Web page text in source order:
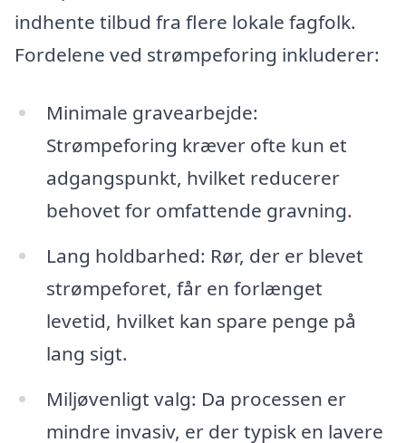
indhente tilbud fra flere lokale fagfolk.
Fordelene ved strømpeforing inkluderer:
Minimale gravearbejde:
Strømpeforing kræver ofte kun et
adgangspunkt, hvilket reducerer
behovet for omfattende gravning.
Lang holdbarhed: Rør, der er blevet
strømpeforet, får en forlænget
levetid, hvilket kan spare penge på
lang sigt.
Miljøvenligt valg: Da processen er
mindre invasiv, er der typisk en lavere